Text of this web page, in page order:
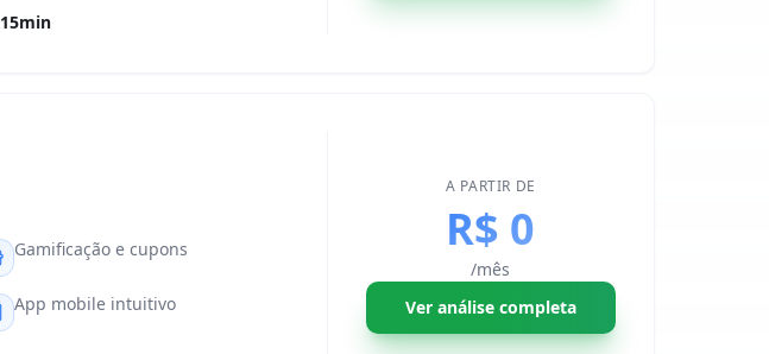
15min
Gamificação e cupons
App mobile intuitivo
A PARTIR DE
R$ 0
/mês
Ver análise completa